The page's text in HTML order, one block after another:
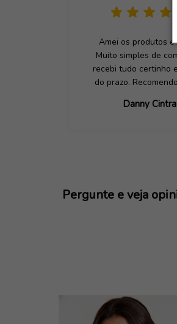
Amei os produtos e
Muito simples de
recebi tudo certinho
do prazo.
Danny Cintra
Pergunte e veja